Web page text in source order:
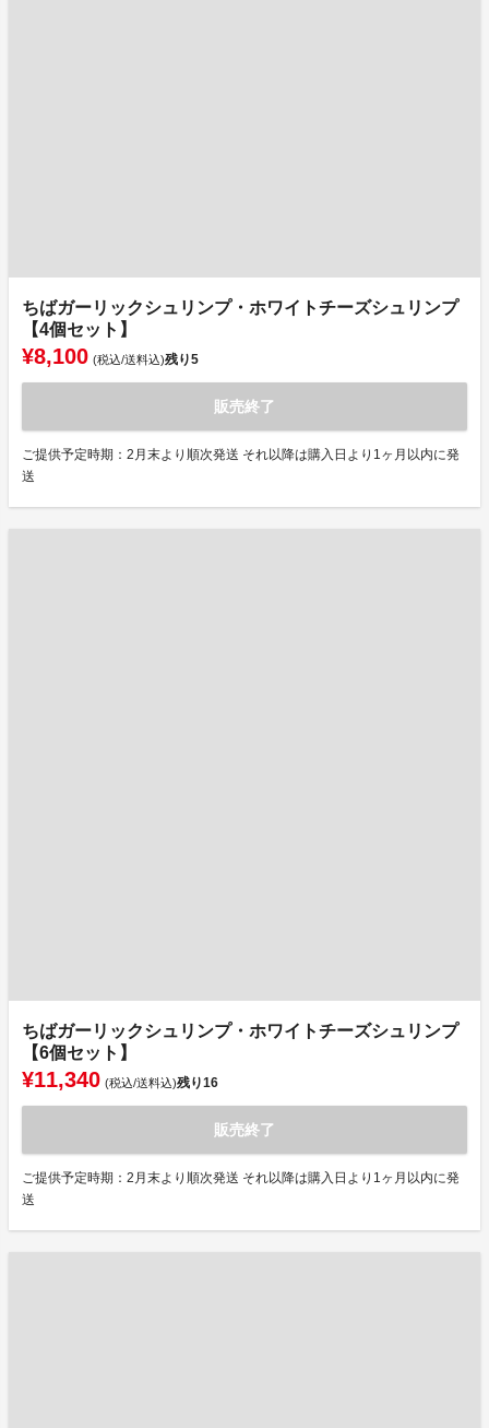
ちばガーリックシュリンプ・ホワイトチーズシュリンプ
【4個セット】
¥8,100 (税込/送料込)残り5
販売終了
ご提供予定時期：2月末より順次発送 それ以降は購入日より1ヶ月以内に発
送
ちばガーリックシュリンプ・ホワイトチーズシュリンプ
【6個セット】
¥11,340 (税込/送料込)残り16
販売終了
ご提供予定時期：2月末より順次発送 それ以降は購入日より1ヶ月以内に発
送